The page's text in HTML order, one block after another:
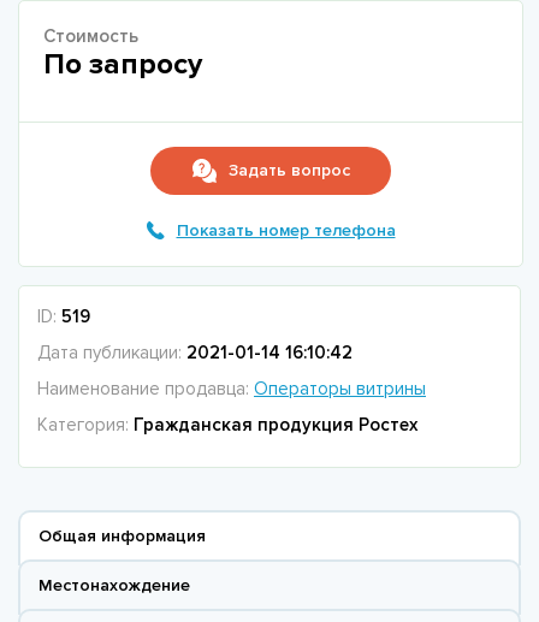
Стоимость
По запросу
Задать вопрос
Показать номер телефона
ID: 519
Дата публикации: 2021-01-14 16:10:42
Наименование продавца: Операторы витрины
Категория: Гражданская продукция Ростех
Общая информация
Местонахождение